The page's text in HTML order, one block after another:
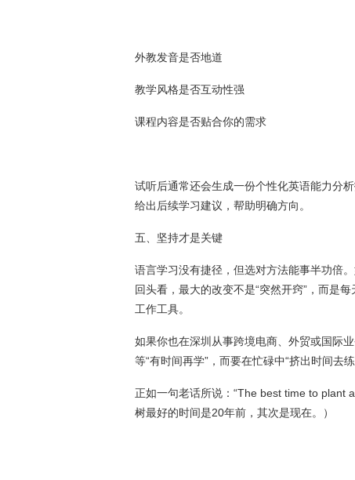
外教发音是否地道
教学风格是否互动性强
课程内容是否贴合你的需求
试听后通常还会生成一份个性化英语能力分
给出后续学习建议，帮助明确方向。
五、坚持才是关键
语言学习没有捷径，但选对方法能事半功倍
回头看，最大的改变不是“突然开窍”，而是
工作工具。
如果你也在深圳从事跨境电商、外贸或国际
等“有时间再学”，而要在忙碌中“挤出时间去练
正如一句老话所说：“The best time to plant
树最好的时间是20年前，其次是现在。）